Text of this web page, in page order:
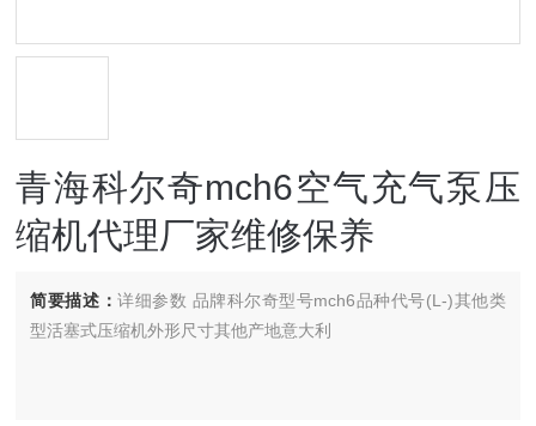
青海科尔奇mch6空气充气泵压
缩机代理厂家维修保养
简要描述：详细参数 品牌科尔奇型号mch6品种代号(L-)其他类
型活塞式压缩机外形尺寸其他产地意大利